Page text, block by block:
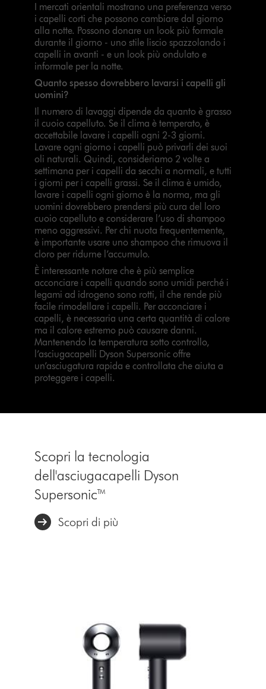
I mercati orientali mostrano una preferenza verso
i capelli corti che possono cambiare dal giorno
alla notte. Possono donare un look più formale
durante il giorno - uno stile liscio spazzolando i
capelli in avanti - e un look più ondulato e
informale per la notte.
Quanto spesso dovrebbero lavarsi i capelli gli
uomini?
Il numero di lavaggi dipende da quanto è grasso
il cuoio capelluto. Se il clima è temperato, è
accettabile lavare i capelli ogni 2-3 giorni.
Lavare ogni giorno i capelli può privarli dei suoi
oli naturali. Quindi, consideriamo 2 volte a
settimana per i capelli da secchi a normali, e tutti
i giorni per i capelli grassi. Se il clima è umido,
lavare i capelli ogni giorno è la norma, ma gli
uomini dovrebbero prendersi più cura del loro
cuoio capelluto e considerare l’uso di shampoo
meno aggressivi. Per chi nuota frequentemente,
è importante usare uno shampoo che rimuova il
cloro per ridurne l’accumulo.
È interessante notare che è più semplice
acconciare i capelli quando sono umidi perché i
legami ad idrogeno sono rotti, il che rende più
facile rimodellare i capelli. Per acconciare i
capelli, è necessaria una certa quantità di calore
ma il calore estremo può causare danni.
Mantenendo la temperatura sotto controllo,
l’asciugacapelli Dyson Supersonic offre
un’asciugatura rapida e controllata che aiuta a
proteggere i capelli.
Scopri la tecnologia
dell'asciugacapelli Dyson
Supersonic™
Scopri di più